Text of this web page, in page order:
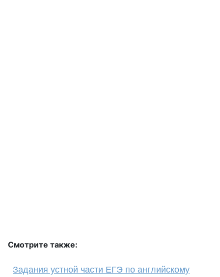
Смотрите также:
Задания устной части ЕГЭ по английскому